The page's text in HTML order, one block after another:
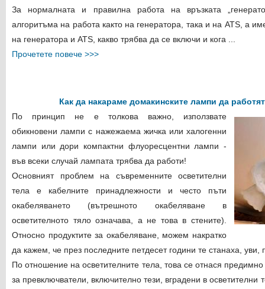
За нормалната и правилна работа на връзката
алгоритъма на работа както на генератора, така и на ATS, а
на генератора и ATS, какво трябва да се включи и кога ...
Прочетете повече >>>
Как да накараме домакинските лампи да
По принцип не е толкова важно, използвате
обикновени лампи с нажежаема жичка или халогенни
лампи или дори компактни флуоресцентни лампи -
във всеки случай лампата трябва да работи!
Основният проблем на съвременните осветителни
тела е кабелните принадлежности и често пъти
окабеляването (вътрешното окабеляване в
осветителното тяло означава, а не това в стените).
Относно продуктите за окабеляване, можем накратко
да кажем, че през последните петдесет години те станаха,
По отношение на осветителните тела, това се отнася
за превключватели, включително тези, вградени в